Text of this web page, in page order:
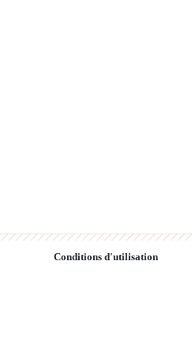
Conditions d'utilisation